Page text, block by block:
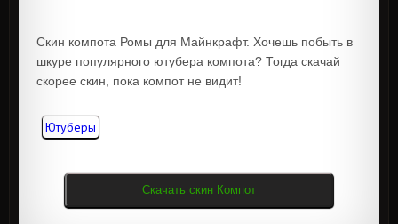
Скин компота Ромы для Майнкрафт. Хочешь побыть в
шкуре популярного ютубера компота? Тогда скачай
скорее скин, пока компот не видит!
Ютуберы
Скачать скин Компот